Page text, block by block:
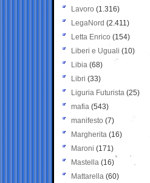
Lavoro (1.316)
LegaNord (2.411)
Letta Enrico (154)
Liberi e Uguali (10)
Libia (68)
Libri (33)
Liguria Futurista (25)
mafia (543)
manifesto (7)
Margherita (16)
Maroni (171)
Mastella (16)
Mattarella (60)